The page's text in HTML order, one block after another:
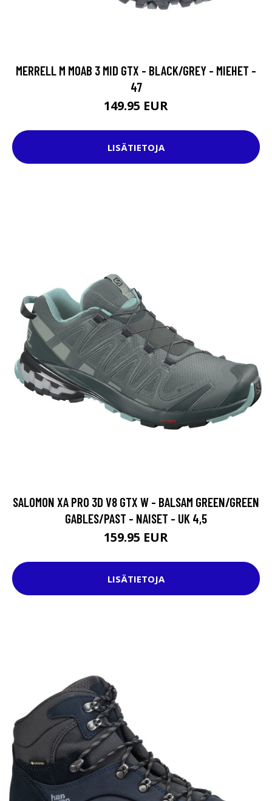
MERRELL M MOAB 3 MID GTX - BLACK/GREY - MIEHET -
47
149.95 EUR
LISÄTIETOJA
SALOMON XA PRO 3D V8 GTX W - BALSAM GREEN/GREEN
GABLES/PAST - NAISET - UK 4,5
159.95 EUR
LISÄTIETOJA